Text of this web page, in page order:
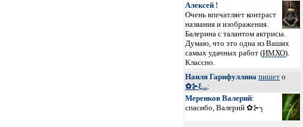
Алексей !
Очень впечатляет контраст
названия и изображения.
Балерина с талантом актрисы.
Думаю, что это одна из Ваших
самых удачных работ (ИМХО).
Классно.
Наиля Гарифуллина пишет о
✿⊱ξ...:
Меренков Валерий:
спасибо, Валерий ✿⊱╮